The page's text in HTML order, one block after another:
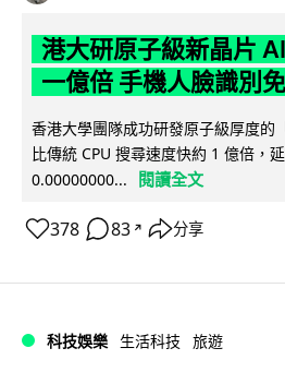
港大研原子級新晶片
一億倍 手機人臉識別
香港大學團隊成功研發原子級厚度的
比傳統 CPU 搜尋速度快約 1 億倍，
0.00000000...
閱讀全文
378 83 ↗ 分享
科技娛樂 生活科技 旅遊